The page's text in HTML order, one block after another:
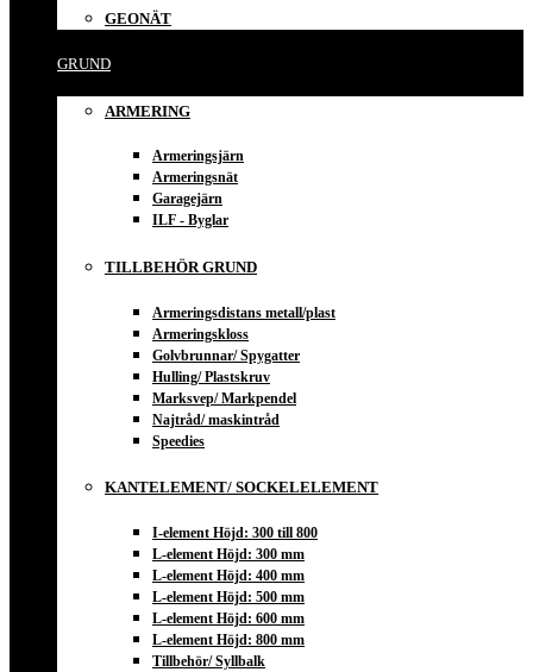
GEONÄT
GRUND
ARMERING
Armeringsjärn
Armeringsnät
Garagejärn
ILF - Byglar
TILLBEHÖR GRUND
Armeringsdistans metall/plast
Armeringskloss
Golvbrunnar/ Spygatter
Hulling/ Plastskruv
Marksvep/ Markpendel
Najtråd/ maskintråd
Speedies
KANTELEMENT/ SOCKELELEMENT
I-element Höjd: 300 till 800
L-element Höjd: 300 mm
L-element Höjd: 400 mm
L-element Höjd: 500 mm
L-element Höjd: 600 mm
L-element Höjd: 800 mm
Tillbehör/ Syllbalk